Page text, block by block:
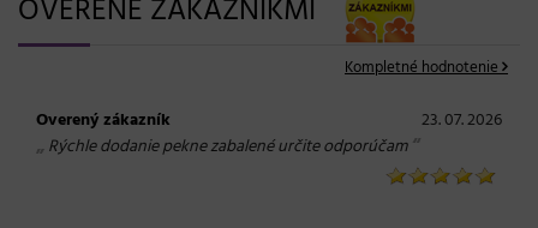
OVERENÉ ZÁKAZNÍKMI
Kompletné hodnotenie
Overený zákazník 23. 07. 2026
„ Rýchle dodanie pekne zabalené určite odporúčam“